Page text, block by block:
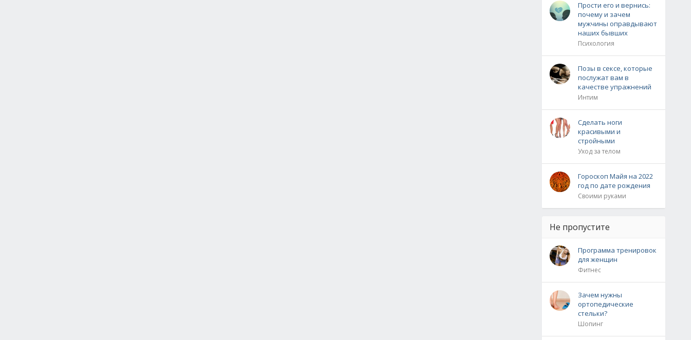
Прости его и вернись:
почему и зачем
мужчины оправдывают
наших бывших
Психология
Позы в сексе, которые
послужат вам в
качестве упражнений
Интим
Сделать ноги
красивыми и
стройными
Уход за телом
Гороскоп Майя на 2022
год по дате рождения
Своими руками
Не пропустите
Программа тренировок
для женщин
Фитнес
Зачем нужны
ортопедические
стельки?
Шопинг